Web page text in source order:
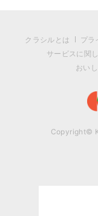
クラシルとは プラ
サービスに関
おい
Copyright©